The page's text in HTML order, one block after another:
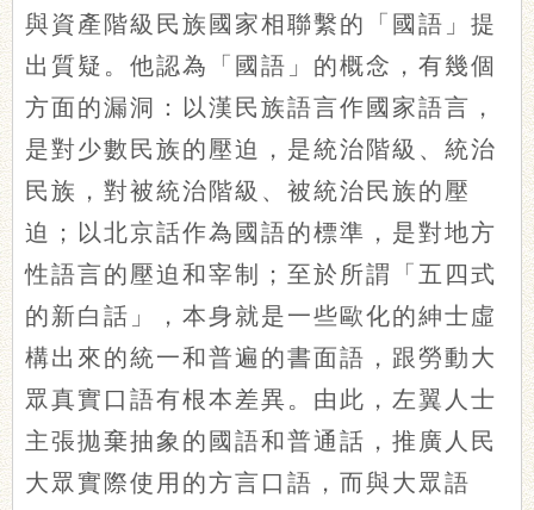
與資產階級民族國家相聯繫的「國語」提
出質疑。他認為「國語」的概念，有幾個
方面的漏洞：以漢民族語言作國家語言，
是對少數民族的壓迫，是統治階級、統治
民族，對被統治階級、被統治民族的壓
迫；以北京話作為國語的標準，是對地方
性語言的壓迫和宰制；至於所謂「五四式
的新白話」，本身就是一些歐化的紳士虛
構出來的統一和普遍的書面語，跟勞動大
眾真實口語有根本差異。由此，左翼人士
主張拋棄抽象的國語和普通話，推廣人民
大眾實際使用的方言口語，而與大眾語